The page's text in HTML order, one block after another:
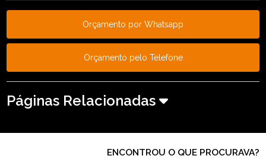
Orçamento por Whatsapp
Orçamento pelo Telefone
Páginas Relacionadas
ENCONTROU O QUE PROCURAVA?